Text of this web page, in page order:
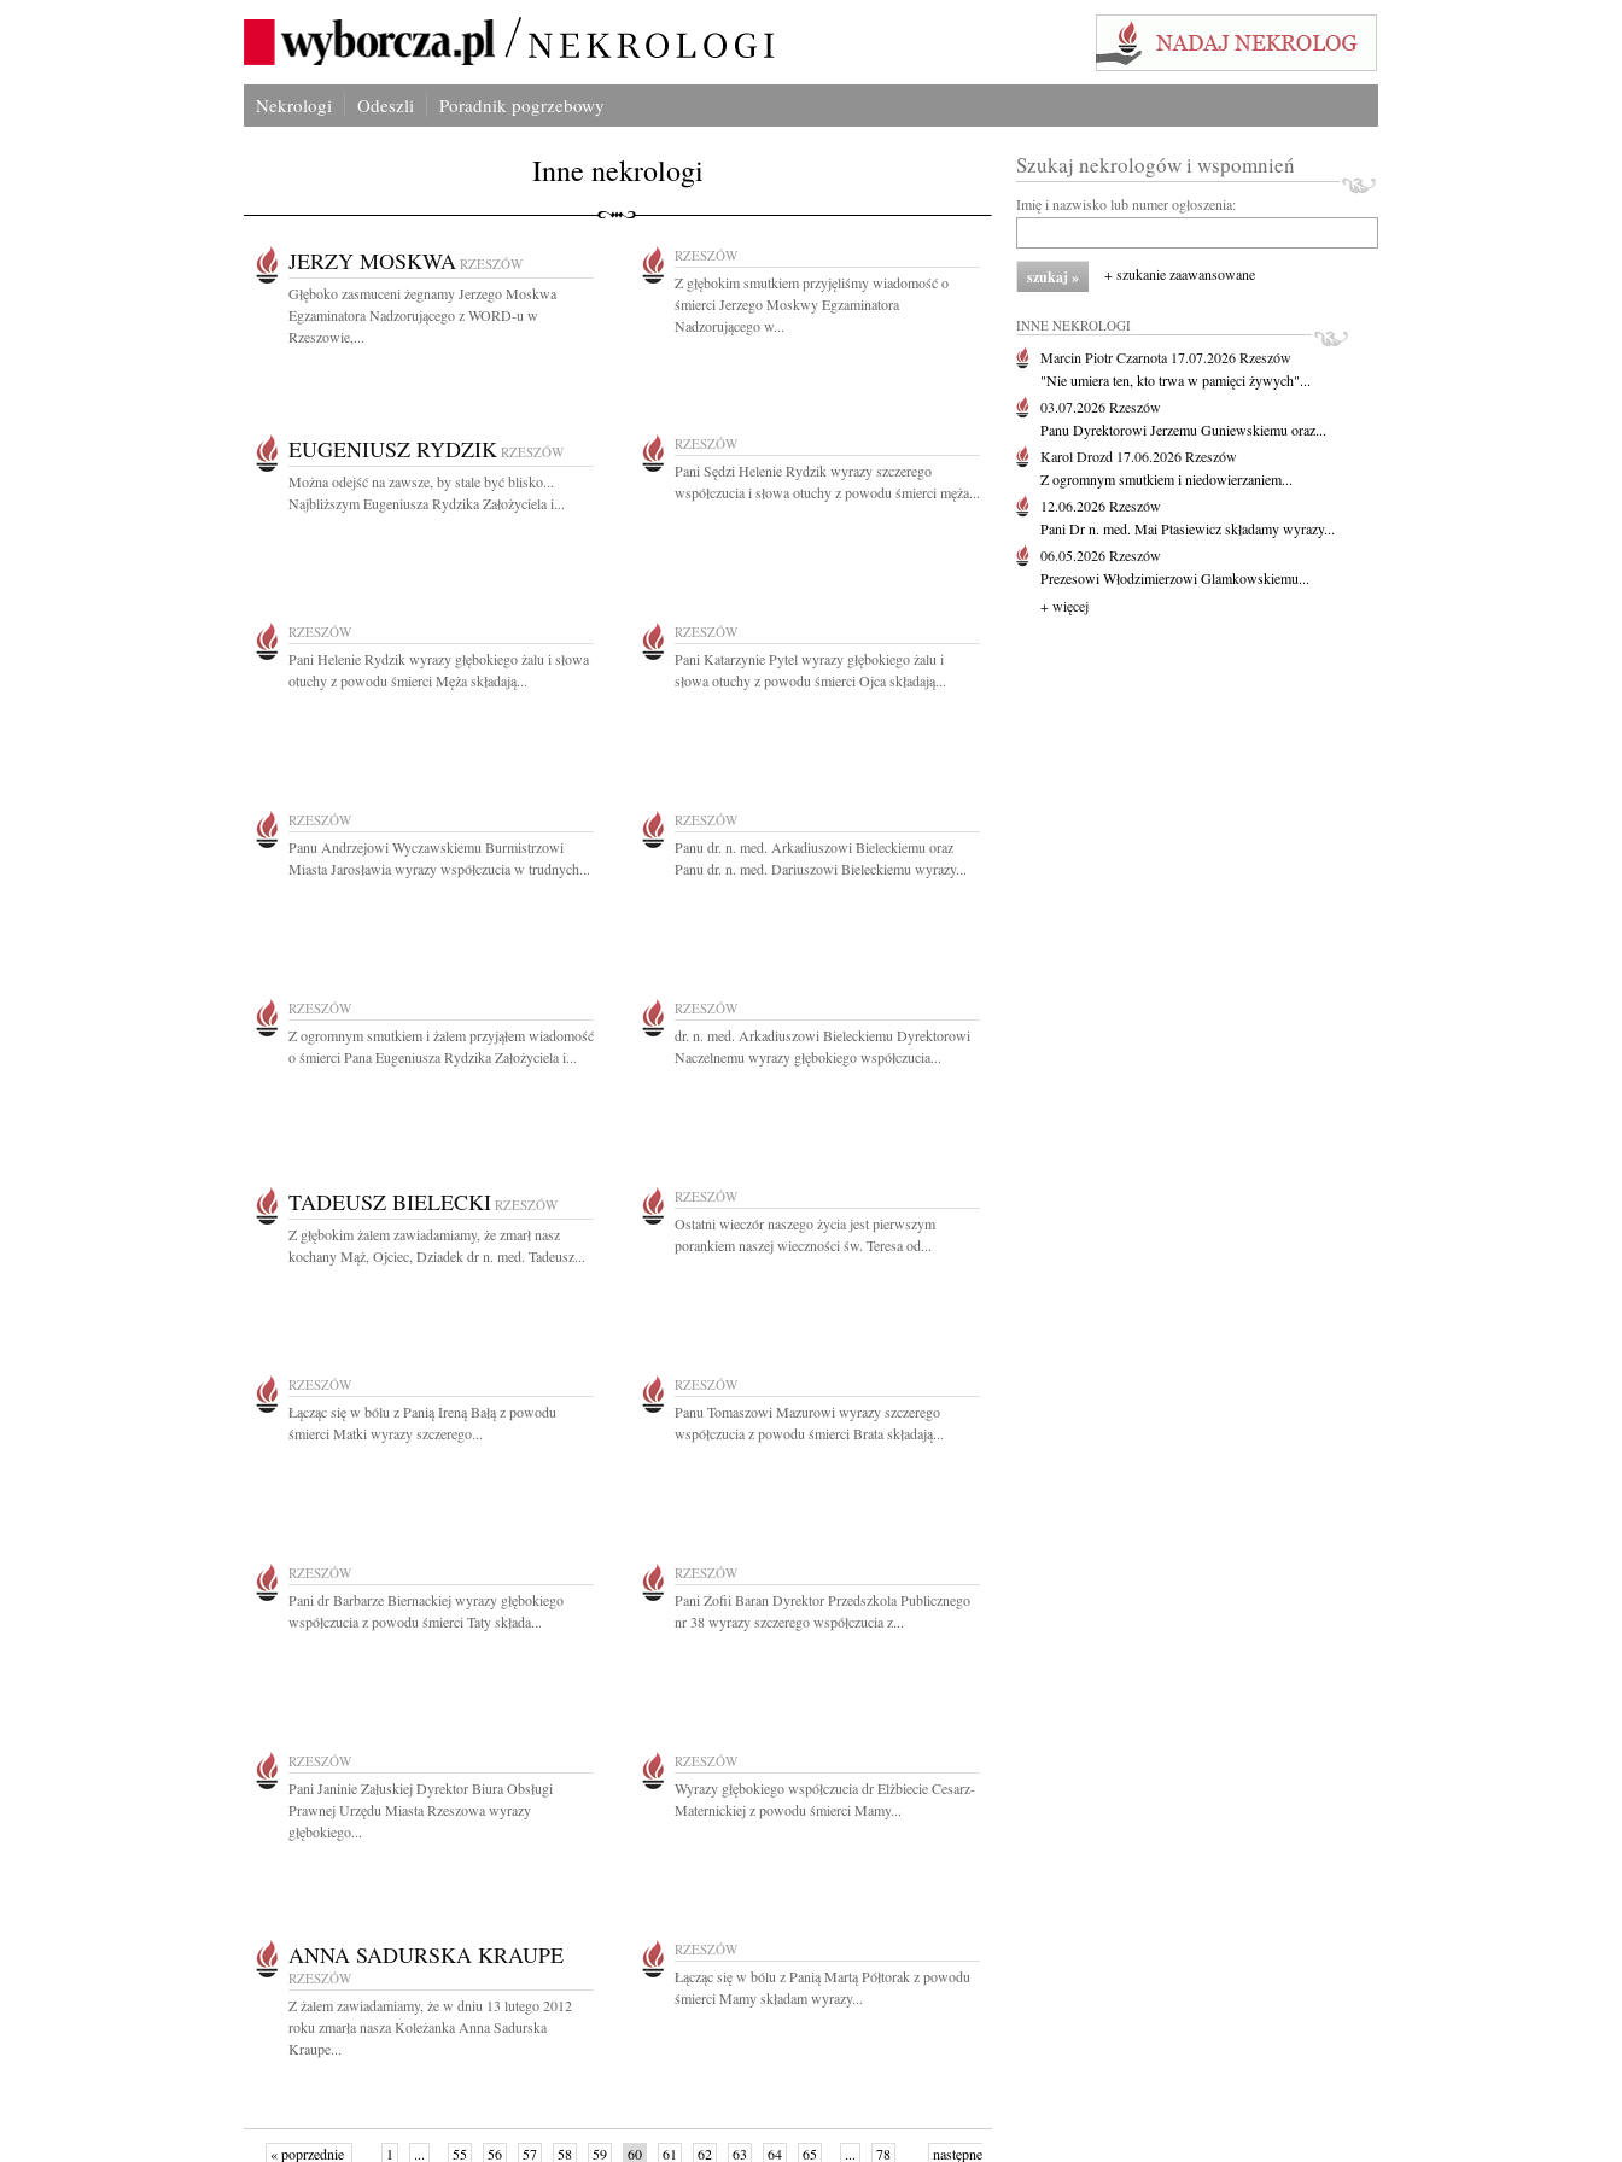
Nekrologi Odeszli Poradnik pogrzebowy
Inne nekrologi
JERZY MOSKWA RZESZÓW
Głęboko zasmuceni żegnamy Jerzego Moskwa
Egzaminatora Nadzorującego z WORD-u w
Rzeszowie,...
RZESZÓW
Z głębokim smutkiem przyjęliśmy wiadomość o
śmierci Jerzego Moskwy Egzaminatora
Nadzorującego w...
EUGENIUSZ RYDZIK RZESZÓW
Można odejść na zawsze, by stale być blisko...
Najbliższym Eugeniusza Rydzika Założyciela i...
RZESZÓW
Pani Sędzi Helenie Rydzik wyrazy szczerego
współczucia i słowa otuchy z powodu śmierci męża...
RZESZÓW
Pani Helenie Rydzik wyrazy głębokiego żalu i słowa
otuchy z powodu śmierci Męża składają...
RZESZÓW
Pani Katarzynie Pytel wyrazy głębokiego żalu i
słowa otuchy z powodu śmierci Ojca składają...
RZESZÓW
Panu Andrzejowi Wyczawskiemu Burmistrzowi
Miasta Jarosławia wyrazy współczucia w trudnych...
RZESZÓW
Panu dr. n. med. Arkadiuszowi Bieleckiemu oraz
Panu dr. n. med. Dariuszowi Bieleckiemu wyrazy...
RZESZÓW
Z ogromnym smutkiem i żalem przyjąłem wiadomość
o śmierci Pana Eugeniusza Rydzika Założyciela i...
RZESZÓW
dr. n. med. Arkadiuszowi Bieleckiemu Dyrektorowi
Naczelnemu wyrazy głębokiego współczucia...
TADEUSZ BIELECKI RZESZÓW
Z głębokim żalem zawiadamiamy, że zmarł nasz
kochany Mąż, Ojciec, Dziadek dr n. med. Tadeusz...
RZESZÓW
Ostatni wieczór naszego życia jest pierwszym
porankiem naszej wieczności św. Teresa od...
RZESZÓW
Łącząc się w bólu z Panią Ireną Bałą z powodu
śmierci Matki wyrazy szczerego...
RZESZÓW
Panu Tomaszowi Mazurowi wyrazy szczerego
współczucia z powodu śmierci Brata składają...
RZESZÓW
Pani dr Barbarze Biernackiej wyrazy głębokiego
współczucia z powodu śmierci Taty składa...
RZESZÓW
Pani Zofii Baran Dyrektor Przedszkola Publicznego
nr 38 wyrazy szczerego współczucia z...
RZESZÓW
Pani Janinie Załuskiej Dyrektor Biura Obsługi
Prawnej Urzędu Miasta Rzeszowa wyrazy
głębokiego...
RZESZÓW
Wyrazy głębokiego współczucia dr Elżbiecie Cesarz-
Maternickiej z powodu śmierci Mamy...
ANNA SADURSKA KRAUPE
RZESZÓW
Z żalem zawiadamiamy, że w dniu 13 lutego 2012
roku zmarła nasza Koleżanka Anna Sadurska
Kraupe...
RZESZÓW
Łącząc się w bólu z Panią Martą Półtorak z powodu
śmierci Mamy składam wyrazy...
« poprzednie 1 ... 55 56 57 58 59 60 61 62 63 64 65 ... 78 następne
Szukaj nekrologów i wspomnień
Imię i nazwisko lub numer ogłoszenia:
+ szukanie zaawansowane
INNE NEKROLOGI
Marcin Piotr Czarnota 17.07.2026Rzeszów
"Nie umiera ten, kto trwa w pamięci żywych"...
03.07.2026Rzeszów
Panu Dyrektorowi Jerzemu Guniewskiemu oraz...
Karol Drozd 17.06.2026Rzeszów
Z ogromnym smutkiem i niedowierzaniem...
12.06.2026Rzeszów
Pani Dr n. med. Mai Ptasiewicz składamy wyrazy...
06.05.2026Rzeszów
Prezesowi Włodzimierzowi Glamkowskiemu...
+ więcej